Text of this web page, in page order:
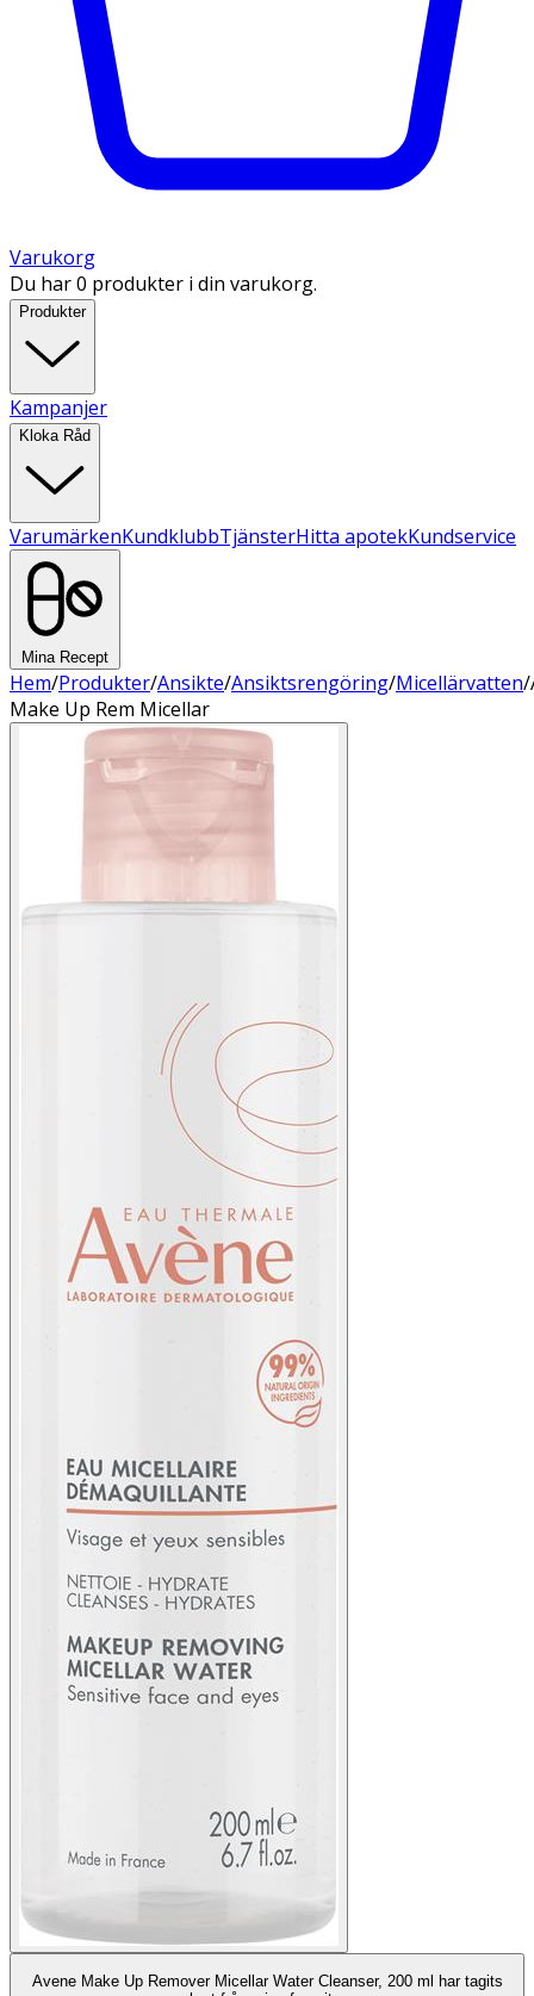
Varukorg
Du har 0 produkter i din varukorg.
Produkter
Kampanjer
Kloka Råd
VarumärkenKundklubbTjänsterHitta apotekKundservice
Mina Recept
Hem/Produkter/Ansikte/Ansiktsrengöring/Micellärvatten/
Make Up Rem Micellar
Avene Make Up Remover Micellar Water Cleanser, 200 ml har tagits